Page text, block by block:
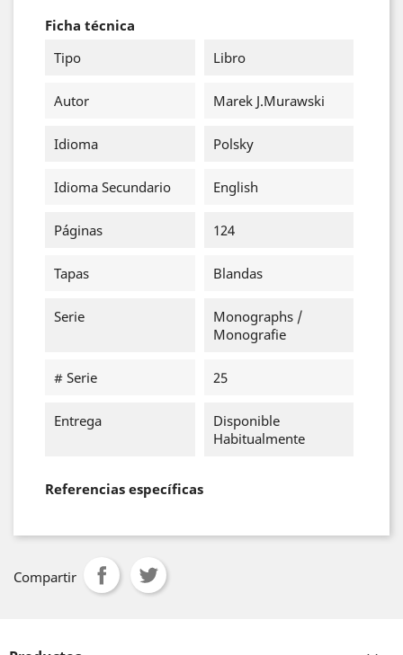
Ficha técnica
Tipo
Libro
Autor Marek J.Murawski
Idioma Polsky
Idioma Secundario English
Páginas 124
Tapas Blandas
Serie
Monographs /
Monografie
# Serie 25
Entrega
Disponible
Habitualmente
Referencias específicas
Compartir